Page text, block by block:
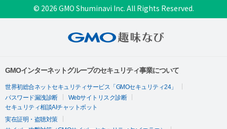
© 2026 GMO Shuminavi Inc. All Rights Reserved.